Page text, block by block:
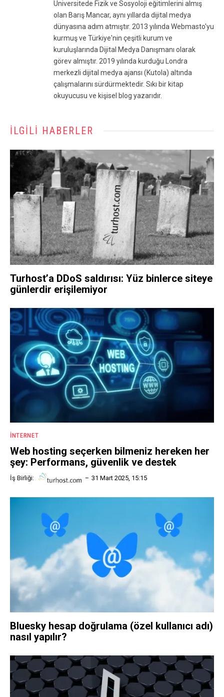
Üniversitede Fizik ve Sosyoloji eğitimlerini almış
olan Barış Mancar, aynı yıllarda dijital medya
dünyasına adım atmıştır. 2013 yılında Webmasto'yu
kurmuş ve Türkiye'nin çeşitli kurum ve
kuruluşlarında Dijital Medya Danışmanı olarak
görev almıştır. 2019 yılında kurduğu Londra
merkezli dijital medya ajansı (Kutola) altında
çalışmalarını sürdürmektedir. Sıkı bir kitap
okuyucusu ve kişisel blog yazarıdır.
İLGILI HABERLER
Turhost’a DDoS saldırısı: Yüz binlerce siteye
günlerdir erişilemiyor
İNTERNET
Web hosting seçerken bilmeniz hereken her
şey: Performans, güvenlik ve destek
İş Birliği: 31 Mart 2025, 15:15
Bluesky hesap doğrulama (özel kullanıcı adı)
nasıl yapılır?